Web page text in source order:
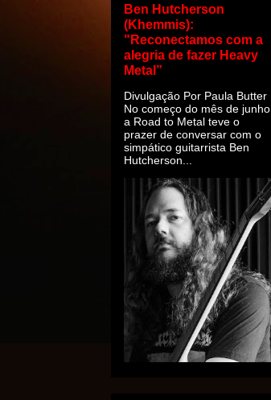
Ben Hutcherson
(Khemmis):
"Reconectamos com a
alegria de fazer Heavy
Metal”
Divulgação Por Paula Butter
No começo do mês de junho,
a Road to Metal teve o
prazer de conversar com o
simpático guitarrista Ben
Hutcherson...